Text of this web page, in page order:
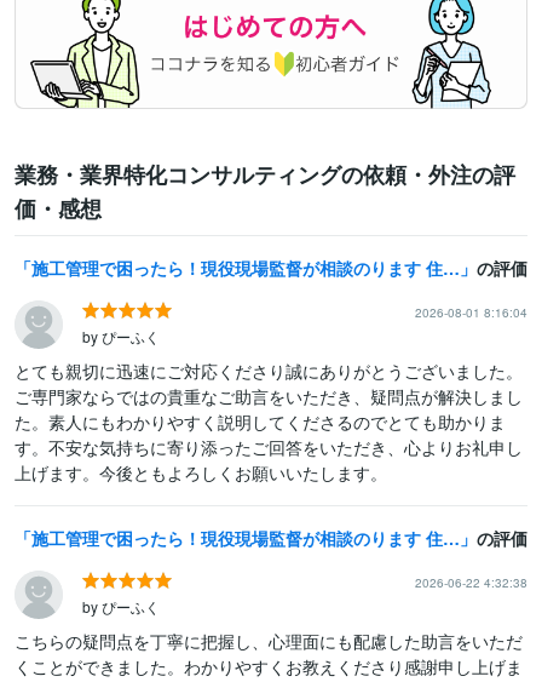
業務・業界特化コンサルティングの依頼・外注の評
価・感想
施工管理で困ったら！現役現場監督が相談のります 住民対応、工程調整やら。現役施工管理がお悩み聞きます の評価
2026-08-01 8:16:04
by ぴーふく
とても親切に迅速にご対応くださり誠にありがとうございました。
ご専門家ならではの貴重なご助言をいただき、疑問点が解決しまし
た。素人にもわかりやすく説明してくださるのでとても助かりま
す。不安な気持ちに寄り添ったご回答をいただき、心よりお礼申し
上げます。今後ともよろしくお願いいたします。
施工管理で困ったら！現役現場監督が相談のります 住民対応、工程調整やら。現役施工管理がお悩み聞きます の評価
2026-06-22 4:32:38
by ぴーふく
こちらの疑問点を丁寧に把握し、心理面にも配慮した助言をいただ
くことができました。わかりやすくお教えくださり感謝申し上げま